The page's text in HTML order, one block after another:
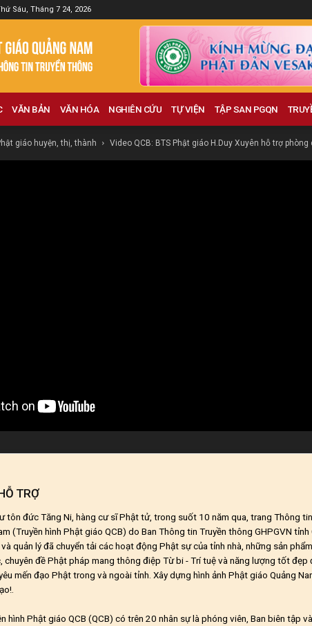
Sáu, Tháng 7 24, 2026
VĂN BẢN VĂN HÓA NGHIÊN CỨU TỰ VIỆN TẬP SAN PGQN
giáo huyện, thị, thành Video QCB: BTS Phật giáo H.Duy Xuyên hỗ trợ
TRỢ
tôn đức Tăng Ni, hàng cư sĩ Phật tử, trong suốt 10 năm qua, trang Thông
(Truyền hình Phật giáo QCB) do Ban Thông tin Truyền thông GHPGVN tỉnh
quản lý đã chuyển tải các hoạt động Phật sự của tỉnh nhà, những sản
chuyên đề Phật pháp mang thông điệp Từ bi - Trí tuệ và năng lượng tốt đẹp
mến đạo Phật trong và ngoài tỉnh. Xây dựng hình ảnh Phật giáo Quảng
hình Phật giáo QCB (QCB) có trên 20 nhân sự là phóng viên, Ban biên tập